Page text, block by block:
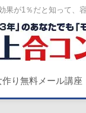
果が1％だと知って
作り無料メール講座